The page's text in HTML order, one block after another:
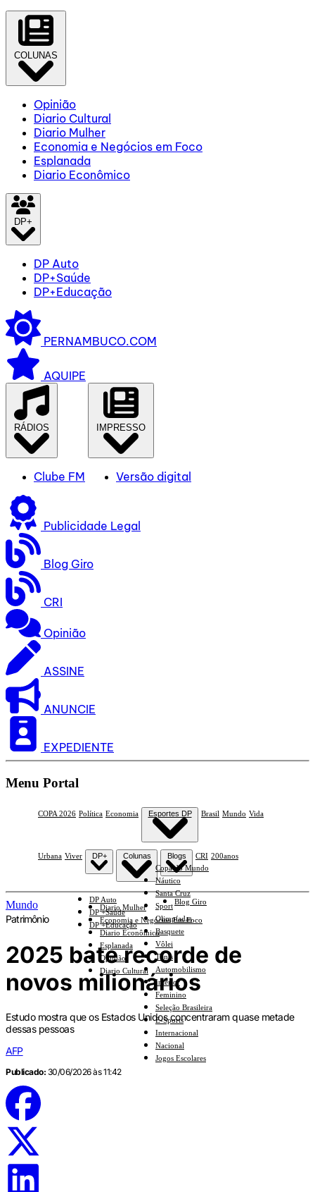
COLUNAS
Opinião
Diario Cultural
Diario Mulher
Economia e Negócios em Foco
Esplanada
Diario Econômico
DP+
DP Auto
DP+Saúde
DP+Educação
PERNAMBUCO.COM
AQUIPE
RÁDIOS
Clube FM
IMPRESSO
Versão digital
Publicidade Legal
Blog Giro
CRI
Opinião
ASSINE
ANUNCIE
EXPEDIENTE
Menu Portal
COPA 2026 Política Economia Esportes DP
Copa do Mundo
Náutico
Santa Cruz
Sport
Olimpíadas
Basquete
Vôlei
Tênis
Automobilismo
Interior
Feminino
Seleção Brasileira
E-Sports
Internacional
Nacional
Jogos Escolares
Brasil Mundo Vida
Urbana Viver DP+
DP Auto
DP +Saúde
DP +Educação
Colunas
Diario Mulher
Economia e Negócios Em Foco
Diario Econômico
Esplanada
Opinião
Diario Cultural
Blogs
Blog Giro
CRI 200anos
Mundo
Patrimônio
2025 bate recorde de
novos milionários
Estudo mostra que os Estados Unidos concentraram quase metade
dessas pessoas
AFP
Publicado: 30/06/2026 às 11:42